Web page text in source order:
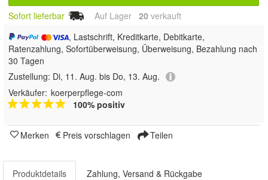
Sofort lieferbar Auf Lager 20 verkauft
, Lastschrift, Kreditkarte, Debitkarte,
Ratenzahlung, Sofortüberweisung, Überweisung, Bezahlung nach
30 Tagen
Zustellung: Di, 11. Aug. bis Do, 13. Aug.
Verkäufer: koerperpflege-com
100% positiv
Merken Preis vorschlagen Teilen
Produktdetails Zahlung, Versand & Rückgabe